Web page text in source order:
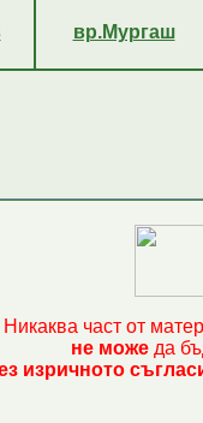
вр.Мургаш
Никаква част от
не може да
изричното